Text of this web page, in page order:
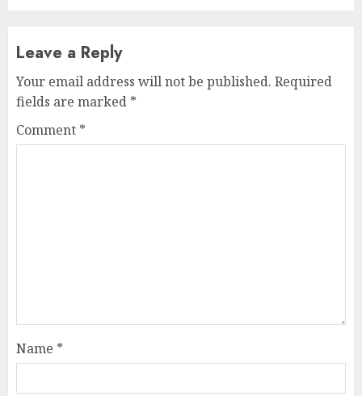
Leave a Reply
Your email address will not be published. Required
fields are marked *
Comment *
Name *